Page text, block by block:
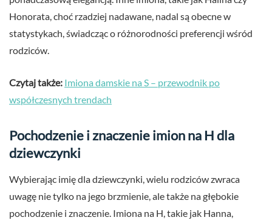
Honorata, choć rzadziej nadawane, nadal są obecne w
statystykach, świadcząc o różnorodności preferencji wśród
rodziców.
Czytaj także: Imiona damskie na S – przewodnik po
współczesnych trendach
Pochodzenie i znaczenie imion na H dla
dziewczynki
Wybierając imię dla dziewczynki, wielu rodziców zwraca
uwagę nie tylko na jego brzmienie, ale także na głębokie
pochodzenie i znaczenie. Imiona na H, takie jak Hanna,